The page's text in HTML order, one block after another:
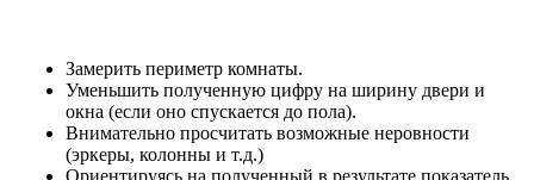
Замерить периметр комнаты.
Уменьшить полученную цифру на ширину двери и
окна (если оно спускается до пола).
Внимательно просчитать возможные неровности
(эркеры, колонны и т.д.)
Ориентируясь на полученный в результате показатель,